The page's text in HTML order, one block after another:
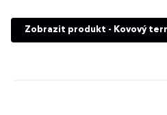
Zobrazit produkt - Kovový